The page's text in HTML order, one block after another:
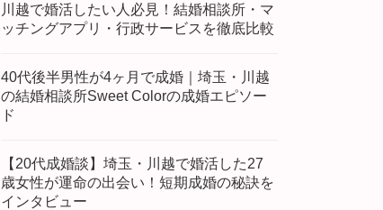
川越で婚活したい人必見！結婚相談所・マ
ッチングアプリ・行政サービスを徹底比較
40代後半男性が4ヶ月で成婚｜埼玉・川越
の結婚相談所Sweet Colorの成婚エピソー
ド
【20代成婚談】埼玉・川越で婚活した27
歳女性が運命の出会い！短期成婚の秘訣を
インタビュー